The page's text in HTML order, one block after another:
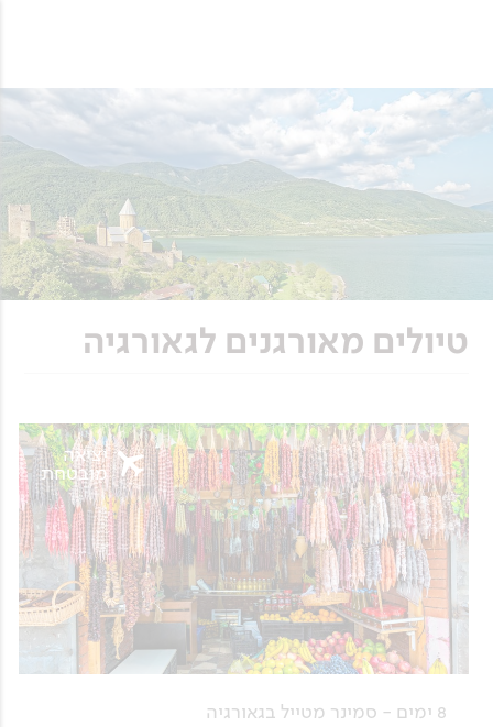
טיולים מאורגנים לגאורגיה
8 ימים - סמינר מטייל בגאורגיה
יציאה
מובטחת